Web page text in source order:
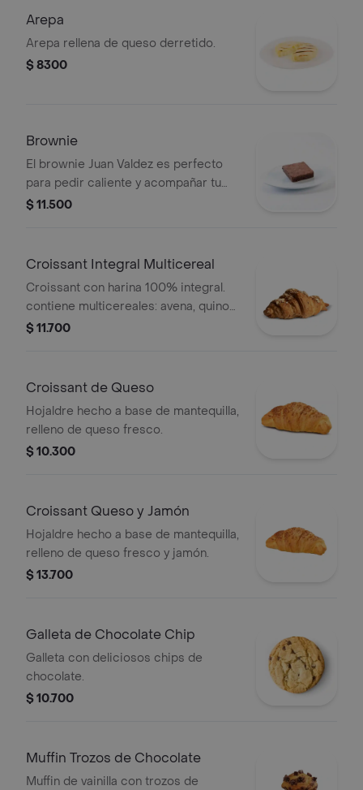
Arepa
Arepa rellena de queso derretido.
$ 8300
Brownie
El brownie Juan Valdez es perfecto
para pedir caliente y acompañar tu
café favorito.
$ 11.500
Croissant Integral Multicereal
Croissant con harina 100% integral.
contiene multicereales: avena, quinoa,
chía y ajonjolí.
$ 11.700
Croissant de Queso
Hojaldre hecho a base de mantequilla,
relleno de queso fresco.
$ 10.300
Croissant Queso y Jamón
Hojaldre hecho a base de mantequilla,
relleno de queso fresco y jamón.
$ 13.700
Galleta de Chocolate Chip
Galleta con deliciosos chips de
chocolate.
$ 10.700
Muffin Trozos de Chocolate
Muffin de vainilla con trozos de